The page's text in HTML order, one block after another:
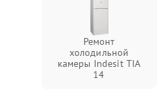
Ремонт
холодильной
камеры Indesit TIA
14